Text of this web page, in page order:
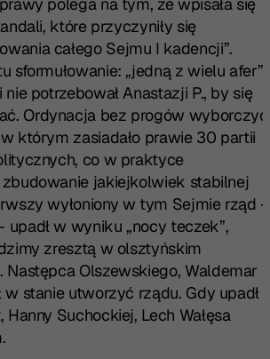
polega na tym, że wpisała się
które przyczyniły się
całego Sejmu I kadencji”.
sformułowanie: „jedną z wielu afer”.
potrzebował Anastazji P., by się
Ordynacja bez progów
w którym zasiadało prawie 30 partii
co w praktyce
zbudowanie jakiejkolwiek stabilnej
wyłoniony w tym Sejmie rząd –
upadł w wyniku „nocy teczek”,
zresztą w olsztyńskim
Następca Olszewskiego, Waldemar
w stanie utworzyć rządu. Gdy upadł
Suchockiej, Lech Wałęsa